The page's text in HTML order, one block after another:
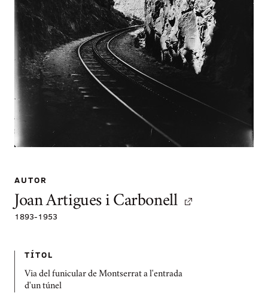
AUTOR
Joan Artigues i Carbonell
1893-1953
TÍTOL
Via del funicular de Montserrat a l'entrada
d'un túnel